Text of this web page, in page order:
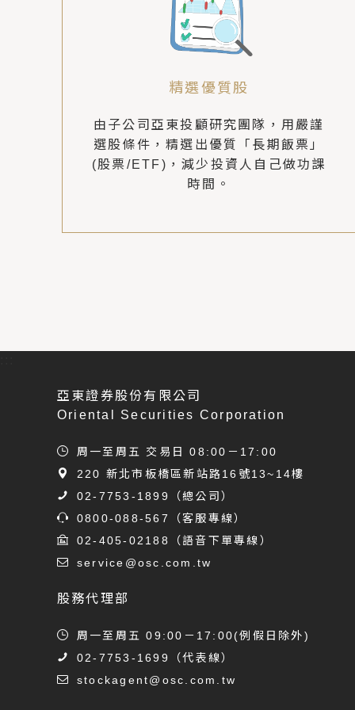
精選優質股
由子公司亞東投顧研究團隊，用嚴謹
選股條件，精選出優質「長期飯票」
(股票/ETF)，減少投資人自己做功課
時間。
亞東證券股份有限公司
Oriental Securities Corporation
周一至周五 交易日 08:00－17:00
220 新北市板橋區新站路16號13~14樓
02-7753-1899
（總公司）
0800-088-567
（客服專線）
02-405-02188
（語音下單專線）
service@osc.com.tw
股務代理部
周一至周五 09:00－17:00(例假日除外)
02-7753-1699
（代表線）
stockagent@osc.com.tw